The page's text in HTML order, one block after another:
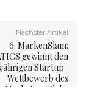
Nächster Artikel
6. MarkenSlam:
gewinnt den
Startup-
Wettbewerb des